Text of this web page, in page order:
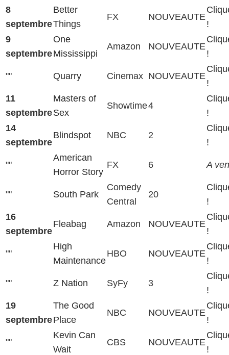
8
septembre
Better
Things
FX NOUVEAUTE
!
9
septembre
One
Mississippi
Amazon NOUVEAUTE
!
"" Quarry Cinemax NOUVEAUTE
!
11
septembre
Masters of
Sex
Showtime4
!
14
septembre
Blindspot NBC 2
!
""
American
Horror Story
FX 6 A
"" South Park
Comedy
Central
20
!
16
septembre
Fleabag Amazon NOUVEAUTE
!
""
High
Maintenance
HBO NOUVEAUTE
!
"" Z Nation SyFy 3
!
19
septembre
The Good
Place
NBC NOUVEAUTE
!
""
Kevin Can
Wait
CBS NOUVEAUTE
!